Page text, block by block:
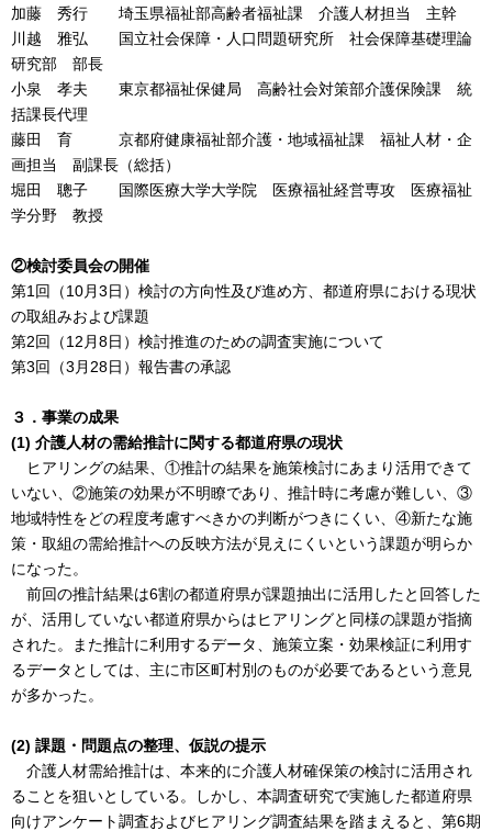
加藤 秀行 埼玉県福祉部高齢者福祉課 介護人材担当 主幹
川越 雅弘 国立社会保障・人口問題研究所 社会保障基礎理論
研究部 部長
小泉 孝夫 東京都福祉保健局 高齢社会対策部介護保険課 統
括課長代理
藤田 育 京都府健康福祉部介護・地域福祉課 福祉人材・企
画担当 副課長（総括）
堀田 聰子 国際医療大学大学院 医療福祉経営専攻 医療福祉
学分野 教授
②検討委員会の開催
第1回（10月3日）検討の方向性及び進め方、都道府県における現状
の取組みおよび課題
第2回（12月8日）検討推進のための調査実施について
第3回（3月28日）報告書の承認
３．事業の成果
(1) 介護人材の需給推計に関する都道府県の現状
ヒアリングの結果、①推計の結果を施策検討にあまり活用できて
いない、②施策の効果が不明瞭であり、推計時に考慮が難しい、③
地域特性をどの程度考慮すべきかの判断がつきにくい、④新たな施
策・取組の需給推計への反映方法が見えにくいという課題が明らか
になった。
前回の推計結果は6割の都道府県が課題抽出に活用したと回答した
が、活用していない都道府県からはヒアリングと同様の課題が指摘
された。また推計に利用するデータ、施策立案・効果検証に利用す
るデータとしては、主に市区町村別のものが必要であるという意見
が多かった。
(2) 課題・問題点の整理、仮説の提示
介護人材需給推計は、本来的に介護人材確保策の検討に活用され
ることを狙いとしている。しかし、本調査研究で実施した都道府県
向けアンケート調査およびヒアリング調査結果を踏まえると、第6期